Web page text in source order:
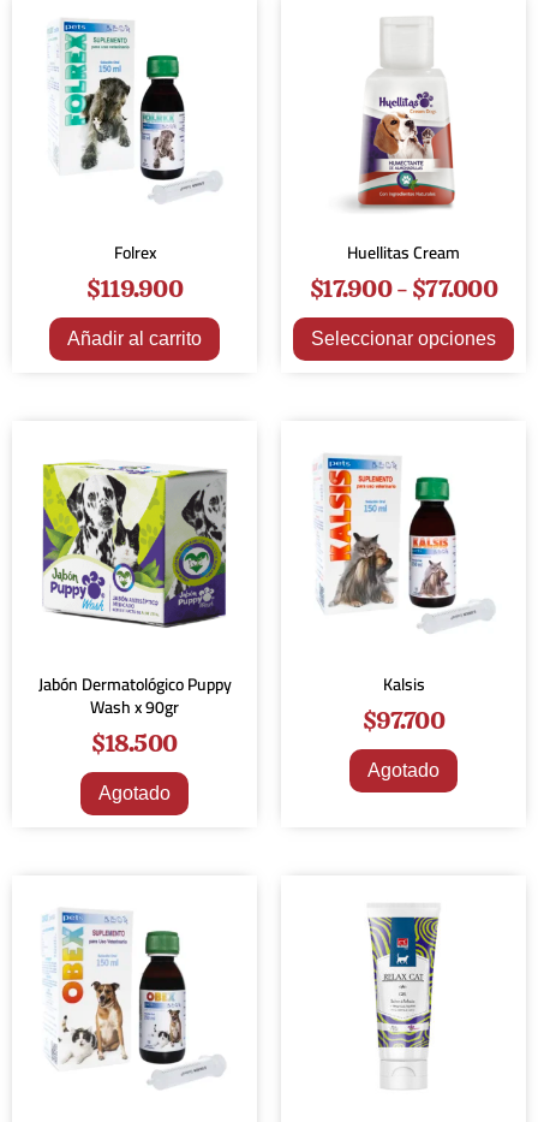
Folrex
$119.900
Añadir al carrito
Huellitas Cream
$17.900-$77.000
Seleccionar opciones
Jabón Dermatológico Puppy
Wash x 90gr
$18.500
Agotado
Kalsis
$97.700
Agotado